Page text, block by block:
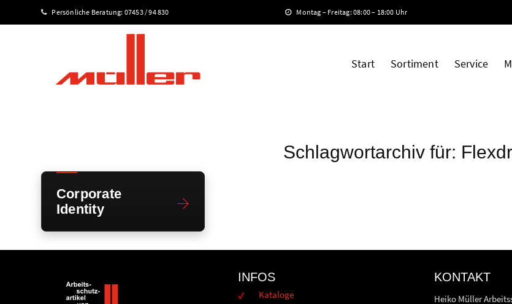
Persönliche Beratung: 07453 / 94 830 Montag – Freitag: 08:00 – 18:00 Uhr
Start Sortiment Service
Schlagwortarchiv für:
Corporate
Identity
INFOS
Kataloge
KONTAKT
Heiko Müller